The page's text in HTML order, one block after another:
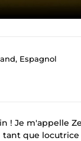
Espagnol
! Je m'appelle
tant que